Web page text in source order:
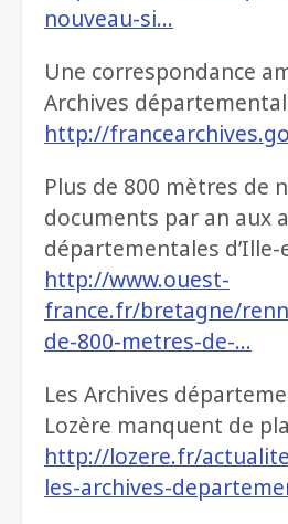
nouveau-si…
Une correspondance
Archives
http://
Plus de 800 mètres de
documents par an aux
départementales
http://www.ouest-
france.fr/bretagne/
de-800-metres-de-…
Les Archives
Lozère manquent de
http://lozere.fr/
les-archives-